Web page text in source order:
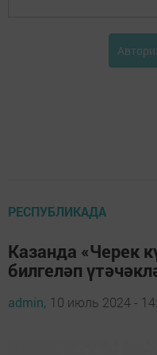
РЕСПУБЛИКАДА
Казанда «Черек
билгеләп
admin, 10 июль 2024 -